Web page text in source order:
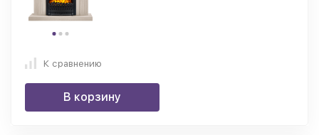
К сравнению
В корзину